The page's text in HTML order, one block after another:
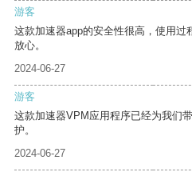
游客
这款加速器app的安全性很高，使用过
放心。
2024-06-27
游客
这款加速器VPM应用程序已经为我们
护。
2024-06-27